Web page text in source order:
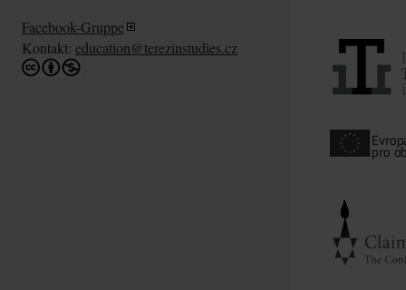
Facebook-Gruppe
Kontakt: education@terezinstudies.cz